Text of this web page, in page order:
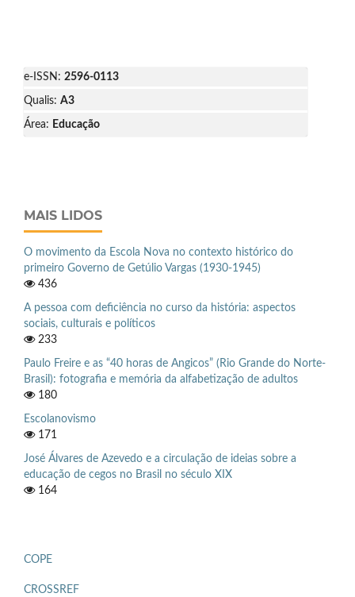
e-ISSN: 2596-0113
Qualis: A3
Área: Educação
MAIS LIDOS
O movimento da Escola Nova no contexto histórico do
primeiro Governo de Getúlio Vargas (1930-1945)
436
A pessoa com deficiência no curso da história: aspectos
sociais, culturais e políticos
233
Paulo Freire e as “40 horas de Angicos” (Rio Grande do Norte-
Brasil): fotografia e memória da alfabetização de adultos
180
Escolanovismo
171
José Álvares de Azevedo e a circulação de ideias sobre a
educação de cegos no Brasil no século XIX
164
COPE
CROSSREF